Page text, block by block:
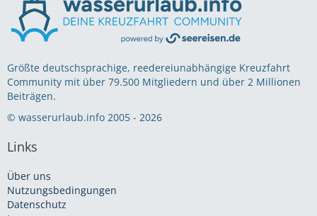
Größte deutschsprachige, reedereiunabhängige Kreuzfahrt
Community mit über 79.500 Mitgliedern und über 2 Millionen
Beiträgen.
© wasserurlaub.info 2005 - 2026
Links
Über uns
Nutzungsbedingungen
Datenschutz